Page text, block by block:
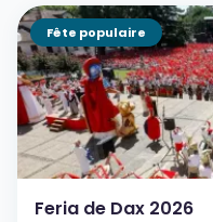
Fête populaire
Feria de Dax 2026